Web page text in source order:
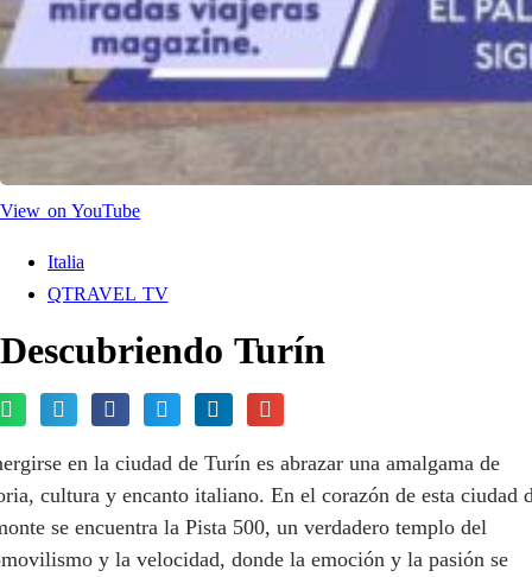
View on YouTube
Italia
QTRAVEL TV
Descubriendo Turín
en la ciudad de Turín es abrazar una amalgama de
cultura y encanto italiano. En el corazón de esta ciudad
se encuentra la Pista 500, un verdadero templo del
y la velocidad, donde la emoción y la pasión se